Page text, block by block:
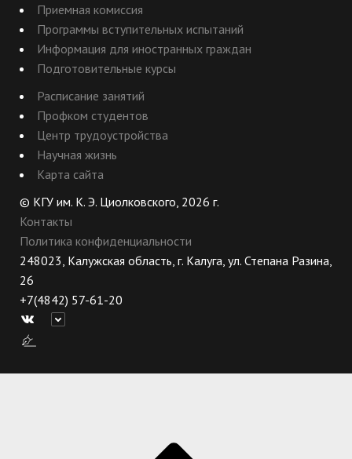
Приемная комиссия
Программы вступительных испытаний
Информация для иностранных граждан
Подготовительные курсы
Расписание занятий
Профком студентов
Центр трудоустройства
Научная жизнь
Карта сайта
© КГУ им. К. Э. Циолковского, 2026 г.
Контакты
Политика конфиденциальности
248023, Калужская область, г. Калуга, ул. Степана Разина,
26
+7(4842) 57-61-20